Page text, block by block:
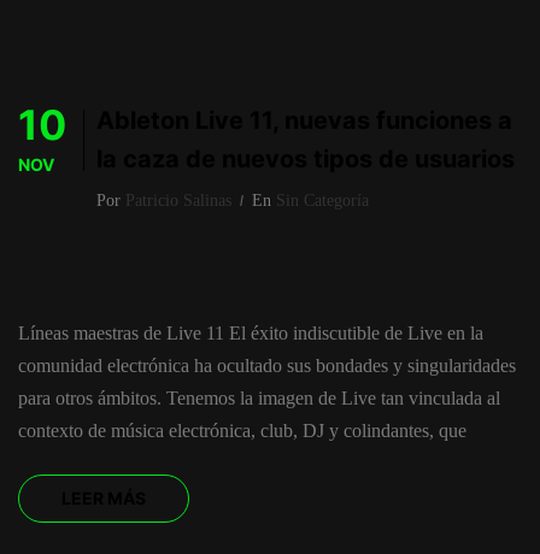
10
NOV
Por Patricio Salinas En Sin Categoría
Líneas maestras de Live 11 El éxito indiscutible de Live en la
comunidad electrónica ha ocultado sus bondades y singularidades
para otros ámbitos. Tenemos la imagen de Live tan vinculada al
contexto de música electrónica, club, DJ y colindantes, que